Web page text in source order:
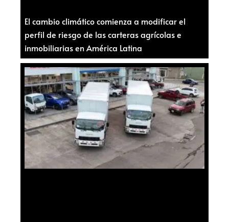
El cambio climático comienza a modificar el
perfil de riesgo de las carteras agrícolas e
inmobiliarias en América Latina